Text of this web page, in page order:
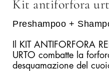
Kit antiforfora
Preshampoo +
Il KIT ANTIFORFORA
URTO combatte la
desquamazione del